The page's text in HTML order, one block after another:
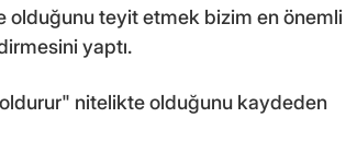
olduğunu teyit etmek bizim en önemli
yaptı.
nitelikte olduğunu kaydeden